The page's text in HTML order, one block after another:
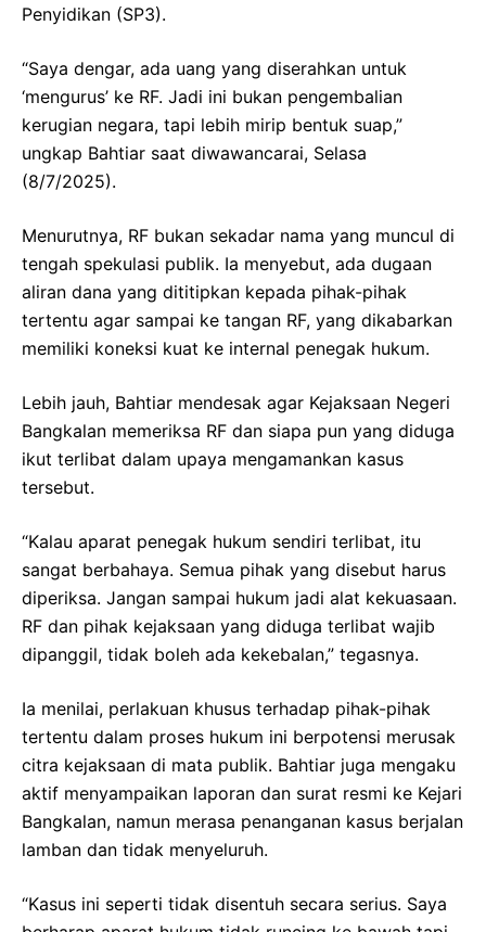
Penyidikan (SP3).
“Saya dengar, ada uang yang diserahkan untuk
‘mengurus’ ke RF. Jadi ini bukan pengembalian
kerugian negara, tapi lebih mirip bentuk suap,”
ungkap Bahtiar saat diwawancarai, Selasa
(8/7/2025).
Menurutnya, RF bukan sekadar nama yang muncul di
tengah spekulasi publik. Ia menyebut, ada dugaan
aliran dana yang dititipkan kepada pihak-pihak
tertentu agar sampai ke tangan RF, yang dikabarkan
memiliki koneksi kuat ke internal penegak hukum.
Lebih jauh, Bahtiar mendesak agar Kejaksaan Negeri
Bangkalan memeriksa RF dan siapa pun yang diduga
ikut terlibat dalam upaya mengamankan kasus
tersebut.
“Kalau aparat penegak hukum sendiri terlibat, itu
sangat berbahaya. Semua pihak yang disebut harus
diperiksa. Jangan sampai hukum jadi alat kekuasaan.
RF dan pihak kejaksaan yang diduga terlibat wajib
dipanggil, tidak boleh ada kekebalan,” tegasnya.
Ia menilai, perlakuan khusus terhadap pihak-pihak
tertentu dalam proses hukum ini berpotensi merusak
citra kejaksaan di mata publik. Bahtiar juga mengaku
aktif menyampaikan laporan dan surat resmi ke Kejari
Bangkalan, namun merasa penanganan kasus berjalan
lamban dan tidak menyeluruh.
“Kasus ini seperti tidak disentuh secara serius. Saya